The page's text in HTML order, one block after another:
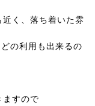
く、落ち着いた雰
の利用も出来るの
ますので